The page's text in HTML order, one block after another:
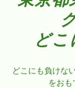
どこ
どこにも負けな
をおも